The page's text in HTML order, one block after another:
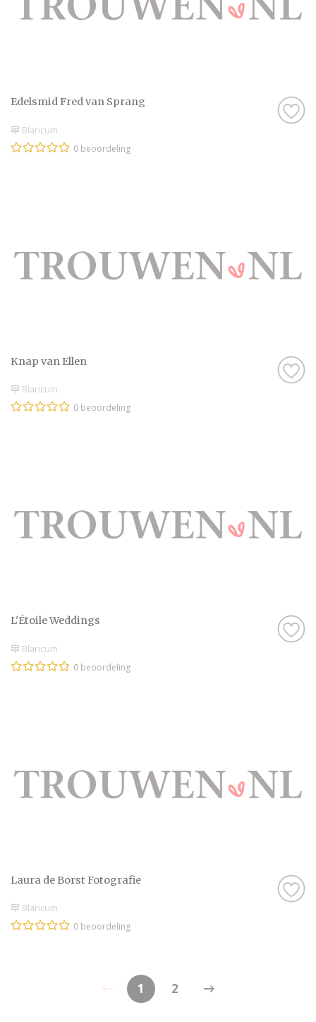
Edelsmid Fred van Sprang
Blaricum
0 beoordeling
Knap van Ellen
Blaricum
0 beoordeling
L'Étoile Weddings
Blaricum
0 beoordeling
Laura de Borst Fotografie
Blaricum
0 beoordeling
1 2